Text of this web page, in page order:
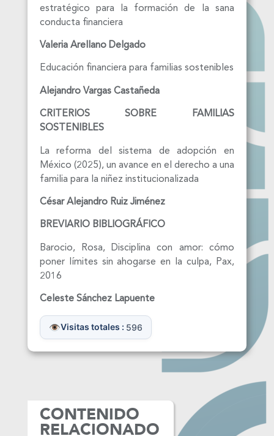
estratégico para la formación de la sana
conducta financiera
Valeria Arellano Delgado
Educación financiera para familias sostenibles
Alejandro Vargas Castañeda
CRITERIOS SOBRE FAMILIAS
SOSTENIBLES
La reforma del sistema de adopción en
México (2025), un avance en el derecho a una
familia para la niñez institucionalizada
César Alejandro Ruiz Jiménez
BREVIARIO BIBLIOGRÁFICO
Barocio, Rosa, Disciplina con amor: cómo
poner límites sin ahogarse en la culpa, Pax,
2016
Celeste Sánchez Lapuente
Visitas totales : 596
CONTENIDO
RELACIONADO
ENCUESTA DE
SATISFACCIÓN
¿Qué tan útil, novedoso
y relevante te pareció
revista que consultaste?
Enviar encuesta